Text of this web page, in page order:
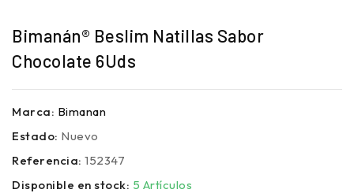
Bimanán® Beslim Natillas Sabor
Chocolate 6Uds
Marca: Bimanan
Estado: Nuevo
Referencia: 152347
Disponible en stock: 5 Artículos